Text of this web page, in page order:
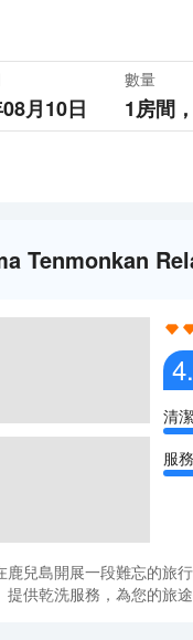
月10日
數量
1房間，
Tenmonkan
清
服務
兒島開展一段難忘的旅
供乾洗服務，為您的旅途